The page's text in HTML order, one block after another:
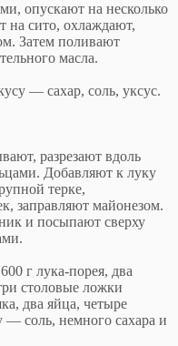
опускают на несколько
на сито, охлаждают,
Затем поливают
масла.
— сахар, соль, уксус.
разрезают вдоль
Добавляют к луку
терке,
заправляют майонезом.
и посыпают сверху
г лука-порея, два
столовые ложки
два яйца, четыре
— соль, немного сахара и